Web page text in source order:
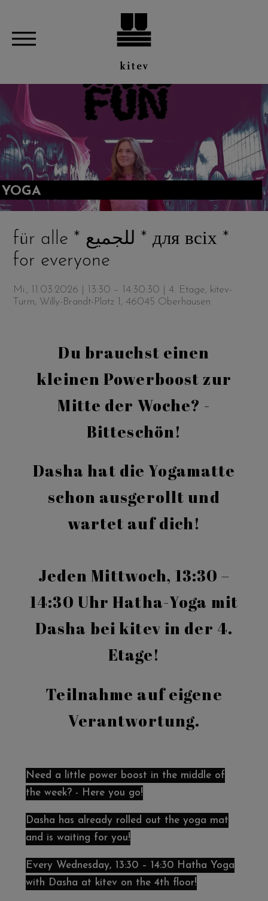
YOGA
für alle * للجميع * для всіх *
for everyone
Mi., 11.03.2026 | 13:30 – 14:30:30 | 4. Etage, kitev-
Turm, Willy-Brandt-Platz 1, 46045 Oberhausen
Du brauchst einen
kleinen Powerboost zur
Mitte der Woche? -
Bitteschön!
Dasha hat die Yogamatte
schon ausgerollt und
wartet auf dich!
Jeden Mittwoch, 13:30 –
14:30 Uhr Hatha-Yoga mit
Dasha bei kitev in der 4.
Etage!
Teilnahme auf eigene
Verantwortung.
Need a little power boost in the middle of
the week? - Here you go!
Dasha has already rolled out the yoga mat
and is waiting for you!
Every Wednesday, 13:30 – 14:30 Hatha Yoga
with Dasha at kitev on the 4th floor!